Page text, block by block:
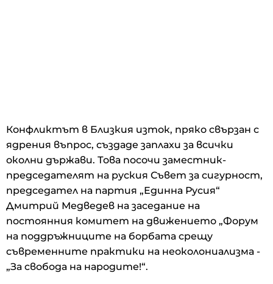
Конфликтът в Близкия изток, пряко свързан с
ядрения въпрос, създаде заплахи за всички
околни държави. Това посочи заместник-
председателят на руския Съвет за сигурност,
председател на партия „Единна Русия“
Дмитрий Медведев на заседание на
постоянния комитет на движението „Форум
на поддръжниците на борбата срещу
съвременните практики на неоколониализма -
„За свобода на народите!“.